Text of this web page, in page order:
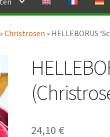
Christrosen » HELLEBORUS
24,10 €